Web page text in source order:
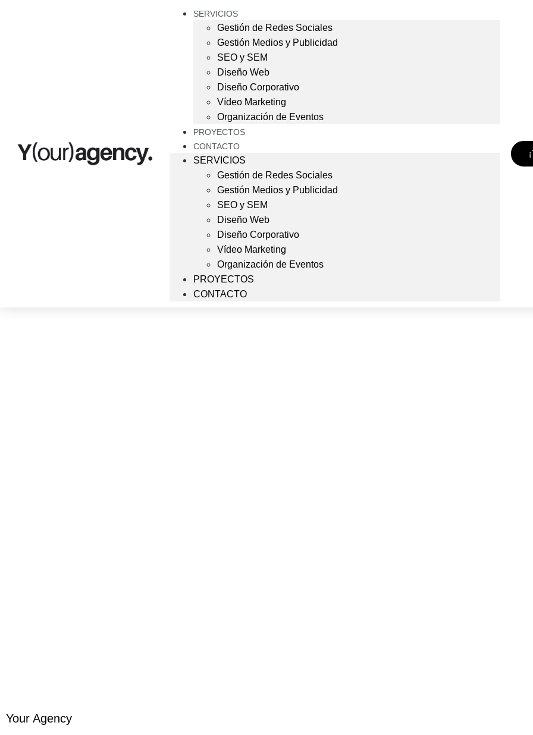
SERVICIOS
Gestión de Redes Sociales
Gestión Medios y Publicidad
SEO y SEM
Diseño Web
Diseño Corporativo
Vídeo Marketing
Organización de Eventos
PROYECTOS
CONTACTO
SERVICIOS
Gestión de Redes Sociales
Gestión Medios y Publicidad
SEO y SEM
Diseño Web
Diseño Corporativo
Vídeo Marketing
Organización de Eventos
PROYECTOS
CONTACTO
Your Agency